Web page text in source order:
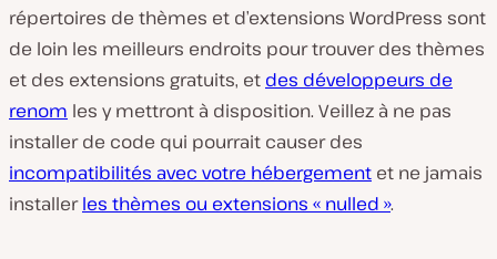
répertoires de thèmes et d’extensions WordPress sont
de loin les meilleurs endroits pour trouver des thèmes
et des extensions gratuits, et des développeurs de
renom les y mettront à disposition. Veillez à ne pas
installer de code qui pourrait causer des
incompatibilités avec votre hébergement et ne jamais
installerles thèmes ou extensions « nulled ».